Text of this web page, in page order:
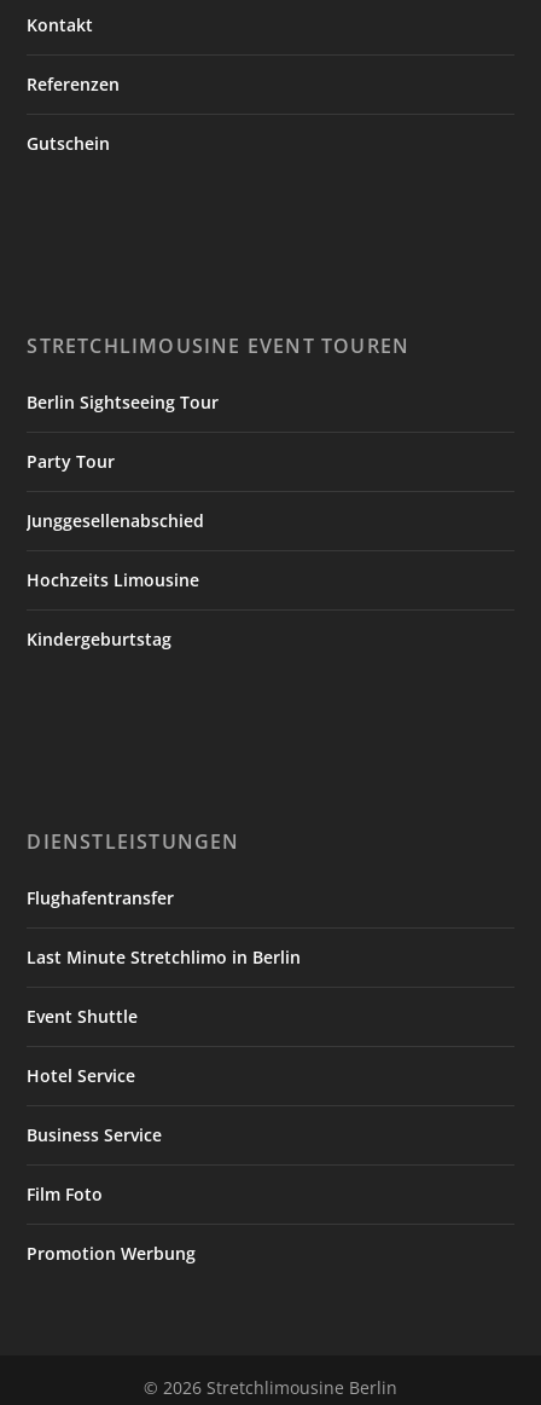
Kontakt
Referenzen
Gutschein
STRETCHLIMOUSINE EVENT TOUREN
Berlin Sightseeing Tour
Party Tour
Junggesellenabschied
Hochzeits Limousine
Kindergeburtstag
DIENSTLEISTUNGEN
Flughafentransfer
Last Minute Stretchlimo in Berlin
Event Shuttle
Hotel Service
Business Service
Film Foto
Promotion Werbung
© 2026 Stretchlimousine Berlin